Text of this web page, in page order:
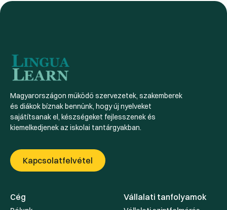
Magyarországon működő szervezetek, szakemberek
és diákok bíznak bennünk, hogy új nyelveket
sajátítsanak el, készségeket fejlesszenek és
kiemelkedjenek az iskolai tantárgyakban.
Kapcsolatfelvétel
Cég Vállalati tanfolyamok